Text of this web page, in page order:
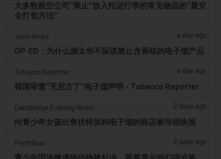
大多数航空公司“禁止”放入托运行李的常见物品的“最安
全打包方法”
Juno News a day ago
OP-ED：为什么渥太华不应该禁止含香味的电子烟产品
Tobacco Reporter a day ago
韩国审查“无尼古丁”电子烟声明 - Tobacco Reporter
Cambridge Evening News 2 days ago
向青少年女孩出售伏特加和电子烟的商店被吊销执照
PerthNow 2 days ago